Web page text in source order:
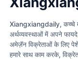
Xiangxiangdaily, कच्चे
अर्थव्यवस्थाओं में अपने
अमेज़ॅन विक्रेताओं के लिए
हमारे साथ काम करके,